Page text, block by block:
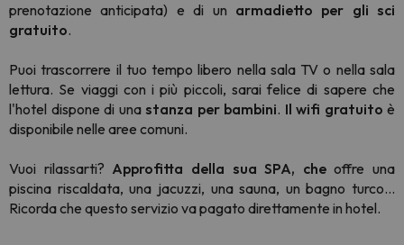
prenotazione anticipata) e di un armadietto per gli sci
gratuito.
Puoi trascorrere il tuo tempo libero nella sala TV o nella sala
lettura. Se viaggi con i più piccoli, sarai felice di sapere che
l'hotel dispone di una stanza per bambini. Il wifi gratuito è
disponibile nelle aree comuni.
Vuoi rilassarti? Approfitta della sua SPA, cheoffre una
piscina riscaldata, una jacuzzi, una sauna, un bagno turco...
Ricorda che questo servizio va pagato direttamente in hotel.